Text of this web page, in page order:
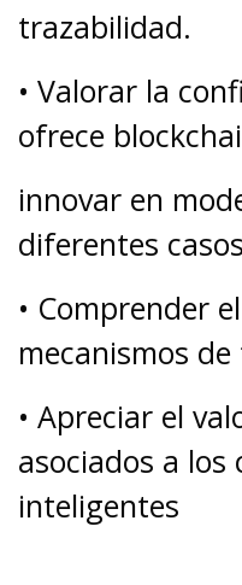
trazabilidad.
• Valorar la
ofrece
innovar en
diferentes
• Comprender
mecanismos
• Apreciar el
asociados a
inteligentes